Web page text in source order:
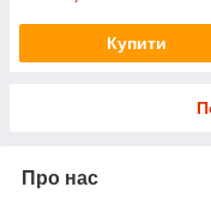
Купити
Про нас